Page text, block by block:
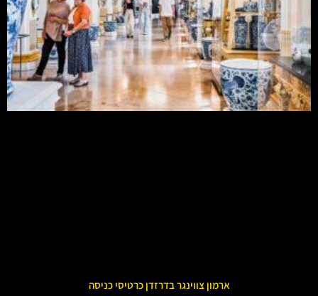
ארמון צווינגר בדרזדן כרטיסי כניסה